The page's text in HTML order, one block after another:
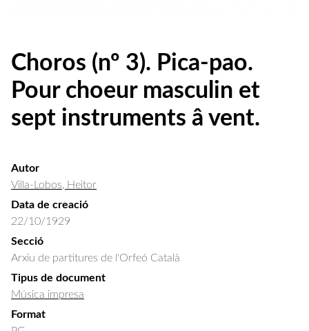
Choros (nº 3). Pica-pao.
Pour choeur masculin et
sept instruments â vent.
Autor
Villa-Lobos, Heitor
Data de creació
22/10/1929
Secció
Arxiu de partitures de l'Orfeó Català
Tipus de document
Música impresa
Format